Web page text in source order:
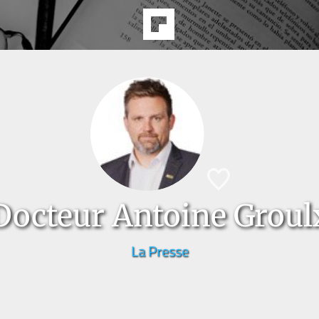
Antoine
La Presse